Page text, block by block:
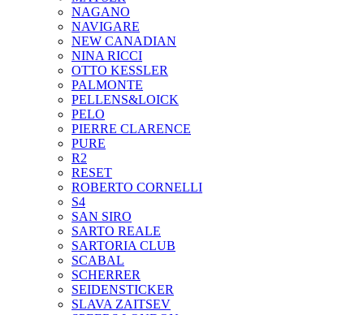
NAGANO
NAVIGARE
NEW CANADIAN
NINA RICCI
OTTO KESSLER
PALMONTE
PELLENS&LOICK
PELO
PIERRE CLARENCE
PURE
R2
RESET
ROBERTO CORNELLI
S4
SAN SIRO
SARTO REALE
SARTORIA CLUB
SCABAL
SCHERRER
SEIDENSTICKER
SLAVA ZAITSEV